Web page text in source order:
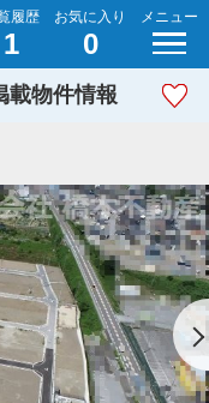
履歴
1
お気に入り
0
メニュー
載物件情報